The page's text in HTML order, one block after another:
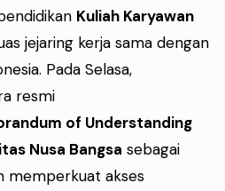
Kuliah Karyawan
jejaring kerja sama dengan
Pada Selasa,
resmi
of Understanding
Nusa Bangsa sebagai
memperkuat akses